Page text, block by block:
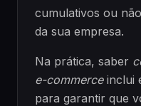
cumulativos ou
da sua empresa.
Na prática, saber
e-commerceinclui
para garantir que